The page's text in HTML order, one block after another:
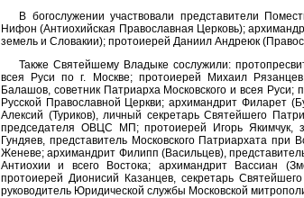
В богослужении участвовали представители
Нифон (Антиохийская Православная Церковь);
земель и Словакии); протоиерей Даниил Андреюк
Также Святейшему Владыке сослужили:
всея Руси по г. Москве; протоиерей Михаил
Балашов, советник Патриарха Московского и всея
Русской Православной Церкви; архимандрит Филарет
Алексий (Туриков), личный секретарь Святейшего
председателя ОВЦС МП; протоиерей Игорь
Гундяев, представитель Московского Патриархата
Женеве; архимандрит Филипп (Васильцев),
Антиохии и всего Востока; архимандрит Вассиан
протоиерей Дионисий Казанцев, секретарь
руководитель Юридической службы Московской